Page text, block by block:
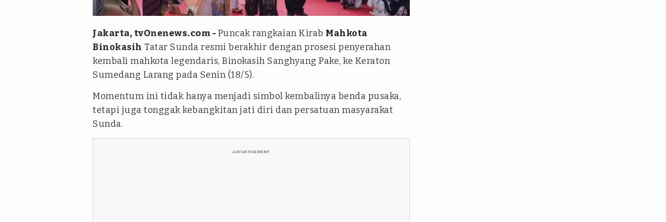
sumedangkab.go.id
Jakarta, tvOnenews.com - Puncak rangkaian Kirab Mahkota
Binokasih Tatar Sunda resmi berakhir dengan prosesi penyerahan
kembali mahkota legendaris, Binokasih Sanghyang Pake, ke Keraton
Sumedang Larang pada Senin (18/5).
Momentum ini tidak hanya menjadi simbol kembalinya benda pusaka,
tetapi juga tonggak kebangkitan jati diri dan persatuan masyarakat
Sunda.
ADVERTISEMENT